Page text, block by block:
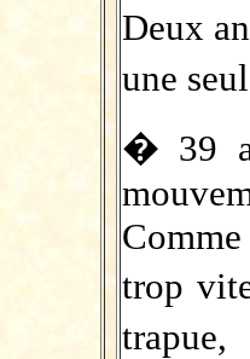
Deux
une
� 39
trop